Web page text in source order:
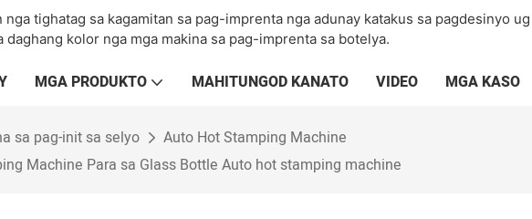
tighatag sa kagamitan sa pag-imprenta nga adunay katakus sa pagdesinyo ug
kolor nga mga makina sa pag-imprenta sa botelya.
MGA PRODUKTO MAHITUNGOD KANATO VIDEO MGA KASO
sa pag-init sa selyo
Auto Hot Stamping Machine
Machine Para sa Glass Bottle Auto hot stamping machine